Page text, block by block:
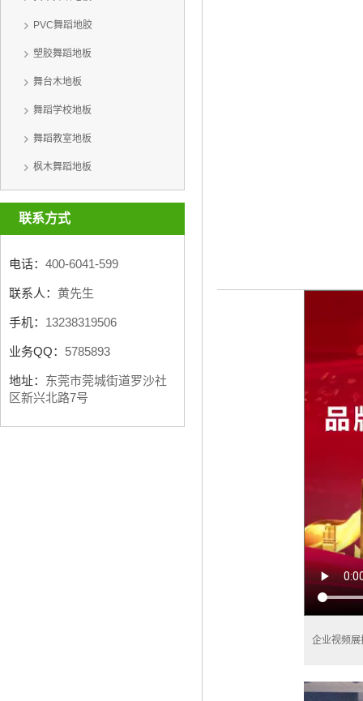
PVC舞蹈地胶
塑胶舞蹈地板
舞台木地板
舞蹈学校地板
舞蹈教室地板
枫木舞蹈地板
联系方式
电话： 400-6041-599
联系人： 黄先生
手机： 13238319506
业务QQ： 5785893
地址： 东莞市莞城街道罗沙社
区新兴北路7号
企业视频